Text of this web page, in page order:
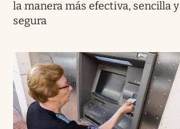
la manera más efectiva, sencilla y
segura